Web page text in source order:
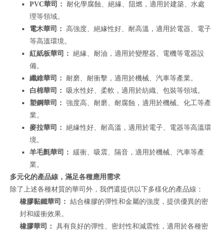
PVC華司：
耐化學腐蝕、絕緣、阻燃，適用於建築、水處
理等領域。
電木華司：
高強度、絕緣性好、耐高溫，適用於電器、電子
等高溫環境。
紅紙板華司： 絕緣、耐油，適用於變壓器、電機等電器設
備。
纖維華司：
耐磨、耐衝擊，適用於機械、汽車等產業。
白棉華司： 吸水性好、柔軟，適用於紡織、包裝等領域。
塑鋼華司： 強度高、耐磨、耐腐蝕，適用於機械、化工等產
業。
麥拉華司： 絕緣性好、耐高溫，適用於電子、電器等高溫環
境。
羊毛氈華司： 緩衝、吸震、隔音，適用於機械、汽車等產
業。
多元化的產品線，滿足各種應用需求
除了上述各種材質的華司外，我們還提供以下多樣化的產品線：
橡膠黏鐵華司： 結合橡膠的彈性和金屬的強度，提供優異的密
封和緩衝效果。
橡膠華司： 具有良好的彈性、密封性和減震性，適用於各種密